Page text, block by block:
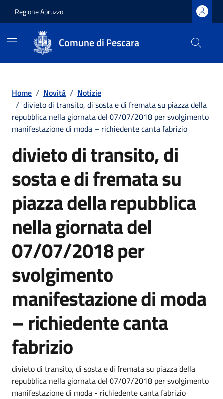
Regione Abruzzo
Comune di Pescara
Home / Novità / Notizie
/ divieto di transito, di sosta e di fremata su piazza della
repubblica nella giornata del 07/07/2018 per svolgimento
manifestazione di moda – richiedente canta fabrizio
divieto di transito, di
sosta e di fremata su
piazza della repubblica
nella giornata del
07/07/2018 per
svolgimento
manifestazione di moda
– richiedente canta
fabrizio
Dettagli della notizia
divieto di transito, di sosta e di fremata su piazza della
repubblica nella giornata del 07/07/2018 per svolgimento
manifestazione di moda - richiedente canta fabrizio